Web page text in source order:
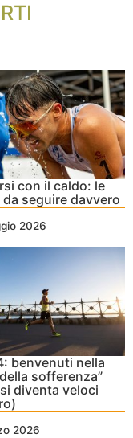
con il caldo: le
da seguire davvero
2026
benvenuti nella
sofferenza”
diventa veloci
2026